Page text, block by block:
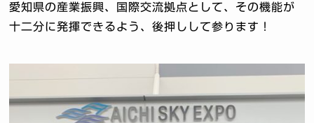
愛知県の産業振興、国際交流拠点として、その機能が
十二分に発揮できるよう、後押しして参ります！